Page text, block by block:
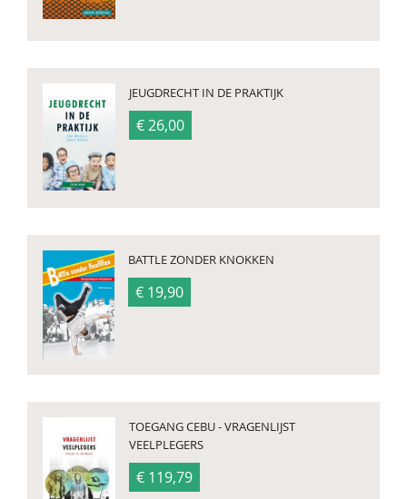
JEUGDRECHT IN DE PRAKTIJK
€ 26,00
BATTLE ZONDER KNOKKEN
€ 19,90
TOEGANG CEBU - VRAGENLIJST
VEELPLEGERS
€ 119,79